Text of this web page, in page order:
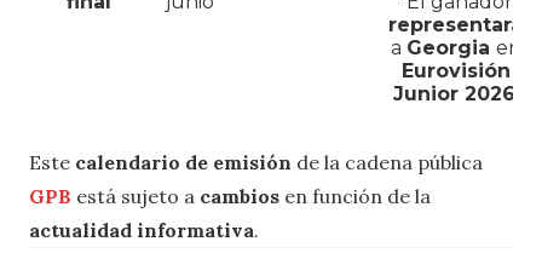
representará
a Georgia en
Eurovisión
Junior 2026
Este calendario de emisión de la cadena pública
GPB está sujeto a cambios en función de la
actualidad informativa.